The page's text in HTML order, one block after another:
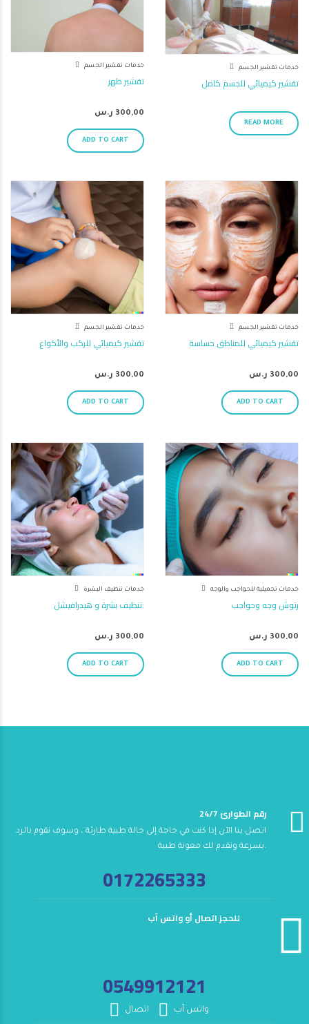
خدمات تقشير الجسم
تقشير ظهر
300,00 ر.س
ADD TO CART
خدمات تقشير الجسم
تقشير كيميائي للجسم كامل
READ MORE
خدمات تقشير الجسم
تقشير كيميائي للركب والأكواع
300,00 ر.س
ADD TO CART
خدمات تقشير الجسم
تقشير كيميائي للمناطق حساسة
300,00 ر.س
ADD TO CART
خدمات تنظيف البشرة
تنظيف بشرة و هيدرافيشل:
300,00 ر.س
ADD TO CART
خدمات تجميلية للحواجب والوجه
رتوش وجه وحواجب
300,00 ر.س
ADD TO CART
24/7 رقم الطوارئ
اتصل بنا الآن إذا كنت في حاجة إلى حالة طبية طارئة ، وسوف نقوم بالرد
بسرعة ونقدم لك معونة طبية.
0172265333
للحجز اتصال أو واتس آب
0549912121
اتصال واتس آب